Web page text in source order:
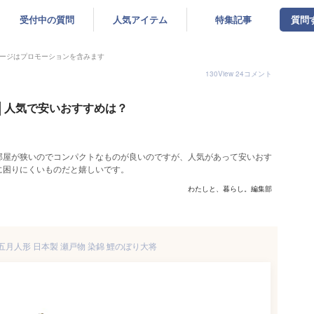
受付中の質問 人気アイテム 特集記事 質問
ジはプロモーションを含みます
130View 24コメント
気で安いおすすめは？
が狭いのでコンパクトなものが良いのですが、人気があって安いおす
りにくいものだと嬉しいです。
わたしと、暮らし。編集部
月人形 日本製 瀬戸物 染錦 鯉のぼり大将